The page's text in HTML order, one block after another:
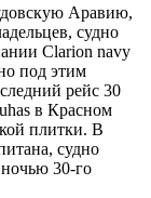
Аравию,
судно
Clarion navy
под этим
рейс 30
в Красном
плитки. В
судно
30-го